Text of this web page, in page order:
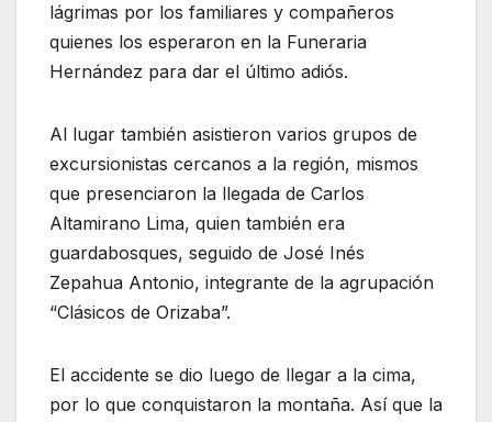
lágrimas por los familiares y compañeros
quienes los esperaron en la Funeraria
Hernández para dar el último adiós.
Al lugar también asistieron varios grupos de
excursionistas cercanos a la región, mismos
que presenciaron la llegada de Carlos
Altamirano Lima, quien también era
guardabosques, seguido de José Inés
Zepahua Antonio, integrante de la agrupación
“Clásicos de Orizaba”.
El accidente se dio luego de llegar a la cima,
por lo que conquistaron la montaña. Así que la